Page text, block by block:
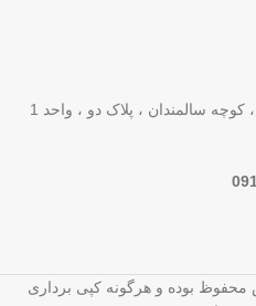
سالمندان ، پلاک دو ، واحد 1
محفوظ بوده و هرگونه کپی برداری